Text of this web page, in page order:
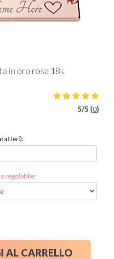
in oro rosa 18k
5/5 (0)
regolabile:
AL CARRELLO